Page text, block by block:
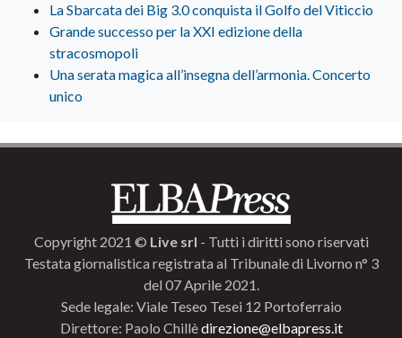
La Sbarcata dei Big 3.0 conquista il Golfo del Viticcio
Grande successo per la XXI edizione della
stracosmopoli
Una serata magica all’insegna dell’armonia. Concerto
unico
Copyright 2021 © Live srl - Tutti i diritti sono riservati
Testata giornalistica registrata al Tribunale di Livorno n° 3
del 07 Aprile 2021.
Sede legale: Viale Teseo Tesei 12 Portoferraio
Direttore: Paolo Chillèdirezione@elbapress.it